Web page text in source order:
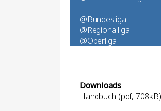
@Bundesliga
@Regionalliga
@Oberliga
Downloads
Handbuch (pdf, 708kB)